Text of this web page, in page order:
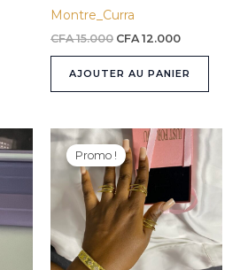
Montre_Curra
CFA15.000 CFA 12.000
AJOUTER AU PANIER
Promo !
Le
prix
initial
était :
CFA 5.000.
Le
actuel
est :
CFA 4.000.
Ce
Les